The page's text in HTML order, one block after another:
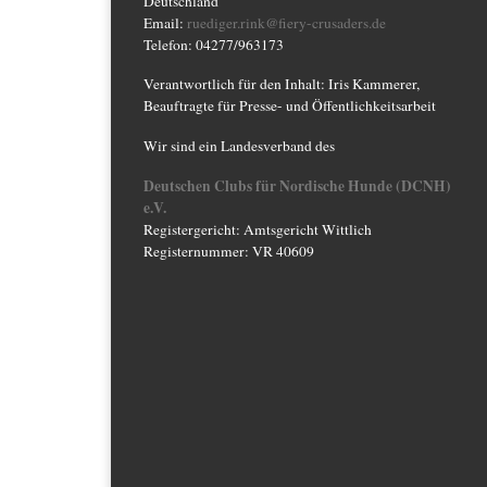
Email: ruediger.rink@fiery-crusaders.de
Telefon: 04277/963173
Verantwortlich für den Inhalt: Iris Kammerer,
Beauftragte für Presse- und Öffentlichkeitsarbeit
Wir sind ein Landesverband des
Deutschen Clubs für Nordische Hunde (DCNH)
e.V.
Registergericht: Amtsgericht Wittlich
Registernummer: VR 40609